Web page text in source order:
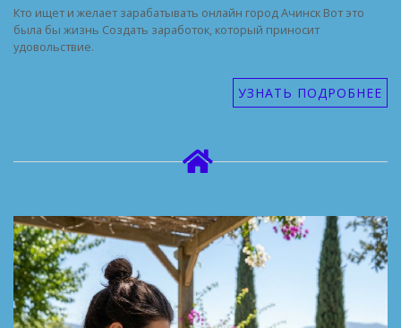
Кто ищет и желает зарабатывать онлайн город Ачинск Вот это
была бы жизнь Создать заработок, который приносит
удовольствие.
УЗНАТЬ ПОДРОБНЕЕ